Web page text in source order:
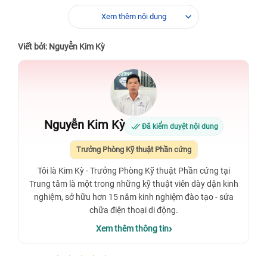
Xem thêm nội dung
Viết bởi: Nguyễn Kim Kỳ
Nguyễn Kim Kỳ Đã kiểm duyệt nội dung
Trưởng Phòng Kỹ thuật Phần cứng
Tôi là Kim Kỳ - Trưởng Phòng Kỹ thuật Phần cứng tại
Trung tâm là một trong những kỹ thuật viên dày dặn kinh
nghiệm, sở hữu hơn 15 năm kinh nghiệm đào tạo - sửa
chữa điện thoại di động.
Xem thêm thông tin